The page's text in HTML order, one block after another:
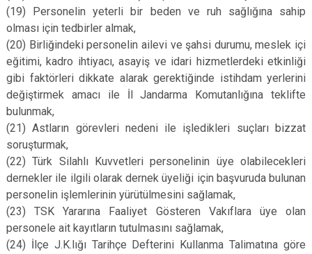
(19)
Personelin yeterli bir beden ve ruh sağlığına sahip
olması için tedbirler almak,
(20) Birliğindeki personelin ailevi ve şahsi durumu, meslek içi
eğitimi, kadro ihtiyacı, asayiş ve idari hizmetlerdeki etkinliği
gibi faktörleri dikkate alarak gerektiğinde istihdam yerlerini
değiştirmek amacı ile İl Jandarma Komutanlığına teklifte
bulunmak,
(21) Astların görevleri nedeni ile işledikleri suçları bizzat
soruşturmak,
(22) Türk Silahlı Kuvvetleri personelinin üye olabilecekleri
dernekler ile ilgili olarak dernek üyeliği için başvuruda bulunan
personelin işlemlerinin yürütülmesini sağlamak,
(23)
TSK Yararına Faaliyet Gösteren Vakıflara üye olan
personele ait kayıtların tutulmasını sağlamak,
(24) İlçe J.K.lığı Tarihçe Defterini Kullanma Talimatına göre